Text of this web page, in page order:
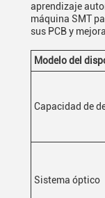
aprendizaje
máquina SMT
sus PCB y
Modelo del
Capacidad de
Sistema óptico